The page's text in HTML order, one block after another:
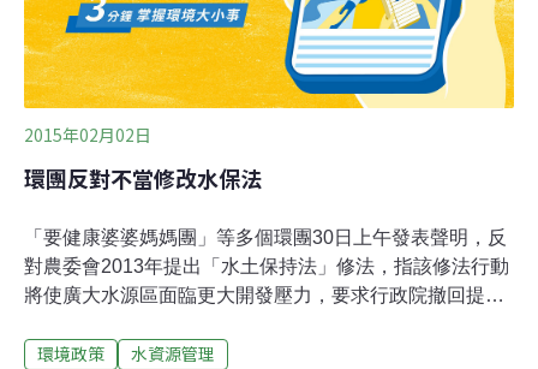
2015年02月02日
環團反對不當修改水保法
「要健康婆婆媽媽團」等多個環團30日上午發表聲明，反
對農委會2013年提出「水土保持法」修法，指該修法行動
將使廣大水源區面臨更大開發壓力，要求行政院撤回提
水預算已超過2000億，包括2006年編列8年1160億「易淹
環境政策 水資源管理